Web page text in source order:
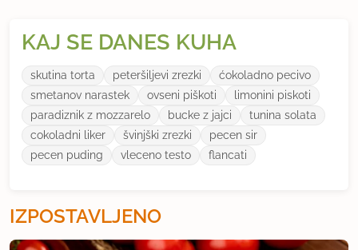
KAJ SE DANES KUHA
skutina torta peteršiljevi zrezki
ćokoladno pecivo
smetanov narastek
ovseni piškoti
limonini piskoti
paradiznik z mozzarelo
bucke z jajci
tunina solata
cokoladni liker
švinjški zrezki
pecen sir
pecen puding
vleceno testo flancati
IZPOSTAVLJENO